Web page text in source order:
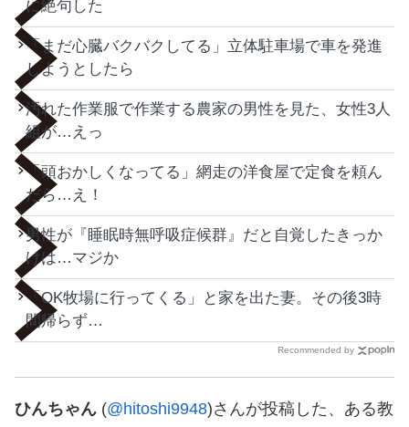
に絶句した
「まだ心臓バクバクしてる」立体駐車場で車を発進
しようとしたら
汚れた作業服で作業する農家の男性を見た、女性3人
組が…えっ
「頭おかしくなってる」網走の洋食屋で定食を頼ん
だら…え！
男性が『睡眠時無呼吸症候群』だと自覚したきっか
けは…マジか
「OK牧場に行ってくる」と家を出た妻。その後3時
間帰らず…
Recommended by
ひんちゃん (@hitoshi9948)さんが投稿した、ある教